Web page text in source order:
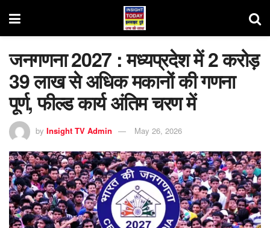
जनगणना 2027 : मध्यप्रदेश में 2 करोड़
39 लाख से अधिक मकानों की गणना
पूर्ण, फील्ड कार्य अंतिम चरण में
by Insight TV Admin May 26, 2026